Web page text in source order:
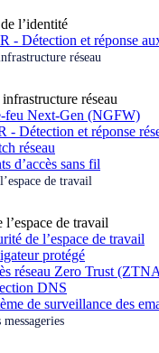
l’identité
- Détection et réponse
réseau
réseau
feu Next-Gen (NGFW)
- Détection et réponse
réseau
d’accès sans fil
de travail
l’espace de travail
de l’espace de travail
protégé
réseau Zero Trust
DNS
de surveillance des